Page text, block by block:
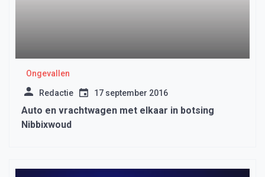
Ongevallen
Redactie 17 september 2016
Auto en vrachtwagen met elkaar in botsing
Nibbixwoud